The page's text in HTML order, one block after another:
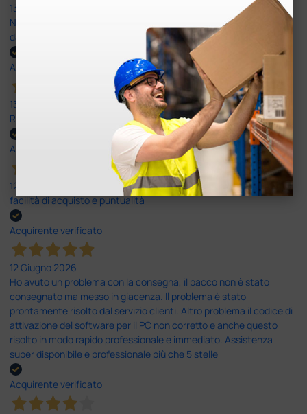
13 Luglio 2026
Nulla da eccepire. Tutto estremamente chiaro e corretto,
dall’ordine alla consegna.
Acquirente verificato
13 Luglio 2026
Rapidi, disponibili ben forniti
Acquirente verificato
12 Giugno 2026
facilità di acquisto e puntualità
Acquirente verificato
12 Giugno 2026
Ho avuto un problema con la consegna, il pacco non è stato
consegnato ma messo in giacenza. Il problema è stato
prontamente risolto dal servizio clienti. Altro problema il codice di
attivazione del software per il PC non corretto e anche questo
risolto in modo rapido professionale e immediato. Assistenza
super disponibile e professionale più che 5 stelle
Acquirente verificato